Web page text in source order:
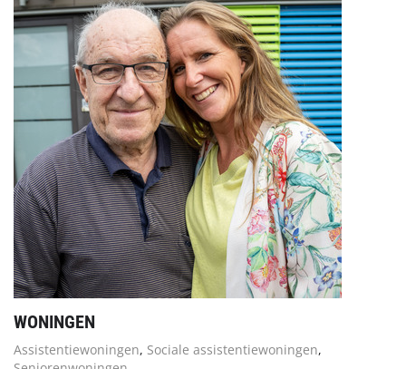
WONINGEN
Assistentiewoningen, Sociale assistentiewoningen,